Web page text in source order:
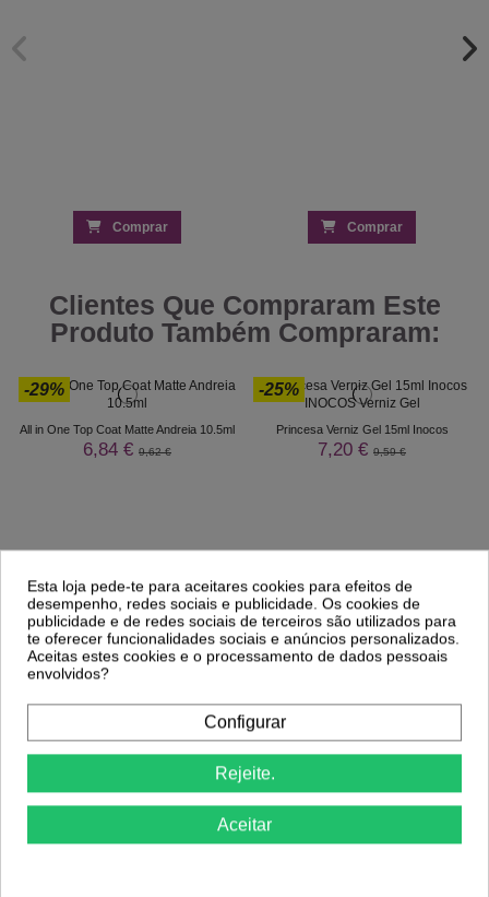
Comprar Comprar
Clientes Que Compraram Este
Produto Também Compraram:
-29%
All in One Top Coat Matte Andreia 10.5ml
6,84 € 9,62 €
-25%
Princesa Verniz Gel 15ml Inocos
7,20 € 9,59 €
Esta loja pede-te para aceitares cookies para efeitos de
desempenho, redes sociais e publicidade. Os cookies de
publicidade e de redes sociais de terceiros são utilizados para
te oferecer funcionalidades sociais e anúncios personalizados.
Aceitas estes cookies e o processamento de dados pessoais
envolvidos?
Configurar
Rejeite.
Aceitar